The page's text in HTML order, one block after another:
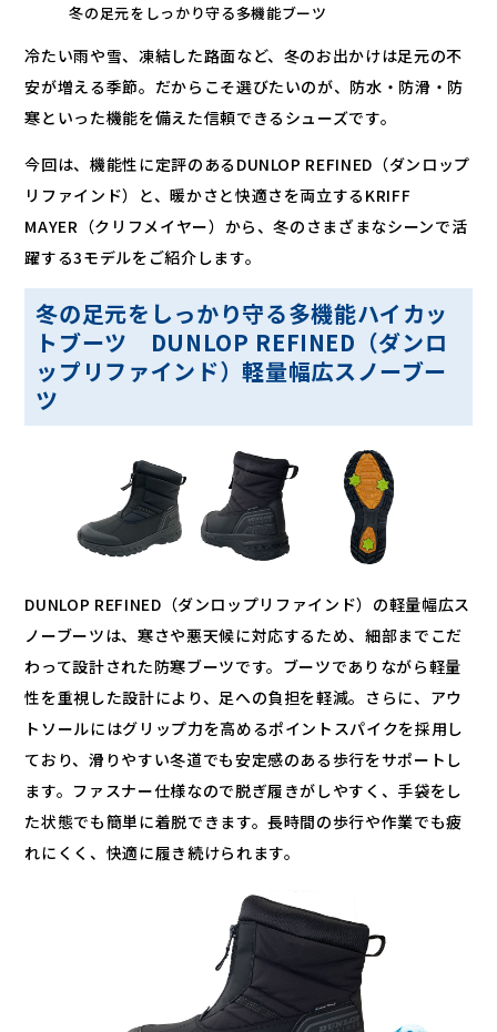
冬の足元をしっかり守る多機能ブーツ
冷たい雨や雪、凍結した路面など、冬のお出かけは足元の不
安が増える季節。だからこそ選びたいのが、防水・防滑・防
寒といった機能を備えた信頼できるシューズです。
今回は、機能性に定評のあるDUNLOP REFINED（ダンロップ
リファインド）と、暖かさと快適さを両立するKRIFF
MAYER（クリフメイヤー）から、冬のさまざまなシーンで活
躍する3モデルをご紹介します。
冬の足元をしっかり守る多機能ハイカッ
トブーツ DUNLOP REFINED（ダンロ
ップリファインド）軽量幅広スノーブー
ツ
DUNLOP REFINED（ダンロップリファインド）の軽量幅広ス
ノーブーツは、寒さや悪天候に対応するため、細部までこだ
わって設計された防寒ブーツです。ブーツでありながら軽量
性を重視した設計により、足への負担を軽減。さらに、アウ
トソールにはグリップ力を高めるポイントスパイクを採用し
ており、滑りやすい冬道でも安定感のある歩行をサポートし
ます。ファスナー仕様なので脱ぎ履きがしやすく、手袋をし
た状態でも簡単に着脱できます。長時間の歩行や作業でも疲
れにくく、快適に履き続けられます。